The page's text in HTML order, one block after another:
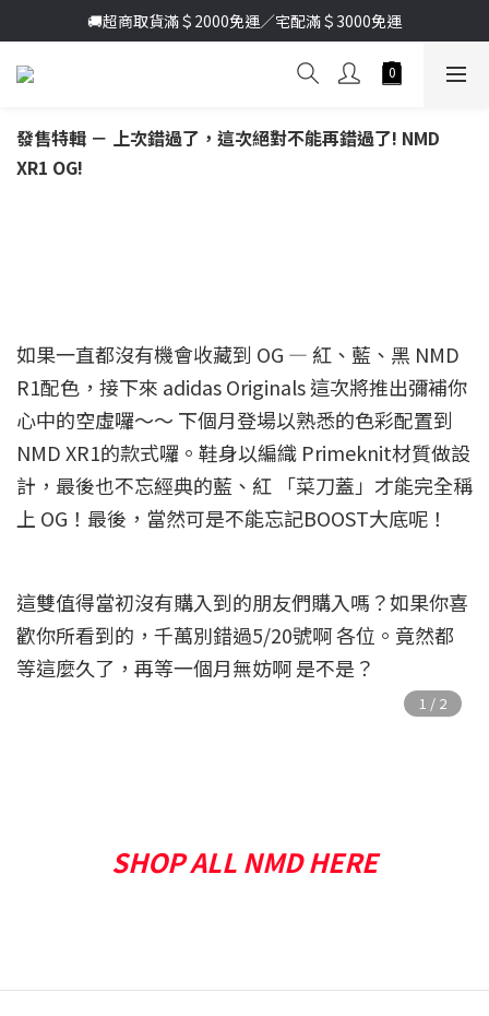
加入新會員送首購金＄100🔥點我註冊➞
🚚超商取貨滿＄2000免運／宅配滿＄3000免運
加入新會員送首購金＄100🔥點我註冊➞
發售特輯 － 上次錯過了，這次絕對不能再錯過了! NMD
XR1 OG!
如果一直都沒有機會收藏到 OG — 紅、藍、黑 NMD
R1配色，接下來 adidasOriginals 這次將推出彌補你
心中的空虛囉～～ 下個月登場以熟悉的色彩配置到
NMD XR1的款式囉。鞋身以編織 Primeknit材質做設
計，最後也不忘經典的藍、紅 「菜刀蓋」才能完全稱
上 OG！最後，當然可是不能忘記BOOST大底呢！
這雙值得當初沒有購入到的朋友們購入嗎？如果你喜
歡你所看到的，千萬別錯過5/20號啊 各位。竟然都
等這麼久了，再等一個月無妨啊 是不是？
SHOP ALL NMD HERE